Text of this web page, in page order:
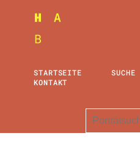
STARTSEITE SUCHE
KONTAKT